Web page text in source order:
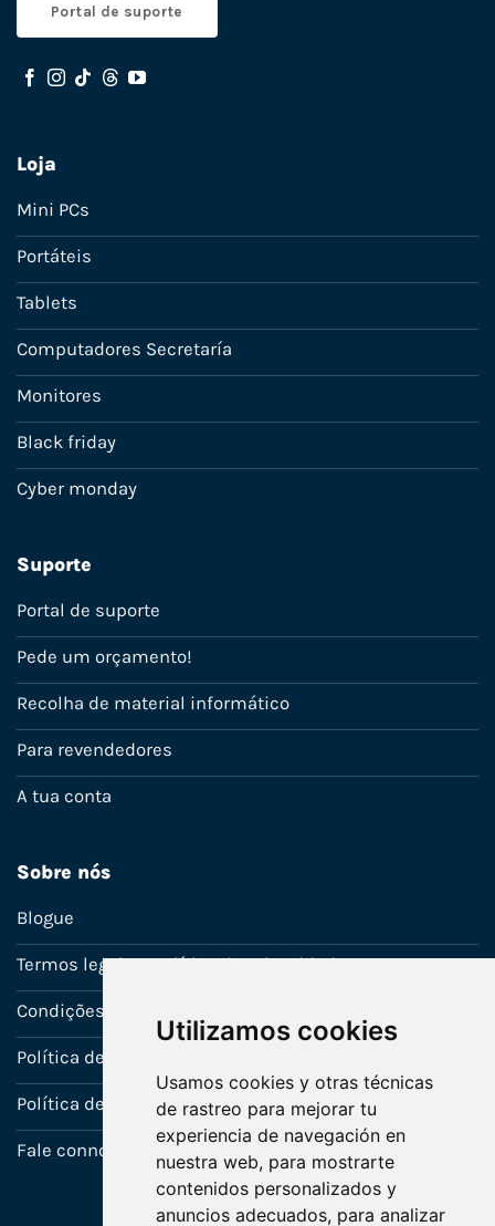
Utilizamos cookies
Usamos cookies y otras técnicas
de rastreo para mejorar tu
experiencia de navegación en
nuestra web, para mostrarte
contenidos personalizados y
anuncios adecuados, para analizar
Portal de suporte
Loja
Mini PCs
Portáteis
Tablets
Computadores Secretaría
Monitores
Black friday
Cyber monday
Suporte
Portal de suporte
Pede um orçamento!
Recolha de material informático
Para revendedores
A tua conta
Sobre nós
Blogue
Termos legais e política de privacidade
Condições de venda
Política de Garantia
Política de utilização de cookies
Fale connosco